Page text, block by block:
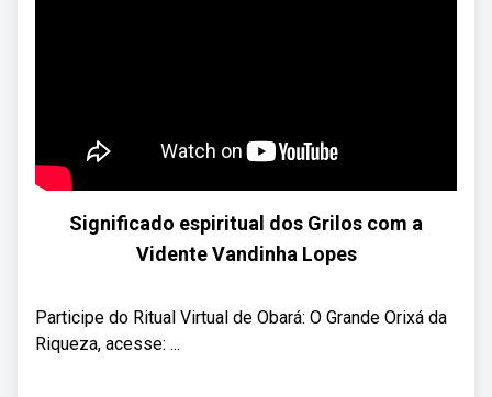
Significado espiritual dos Grilos com a
Vidente Vandinha Lopes
Participe do Ritual Virtual de Obará: O Grande Orixá da
Riqueza, acesse: ...